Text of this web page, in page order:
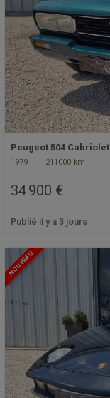
Peugeot 504 Cabriolet
1979 211000 km
34 900 €
Publié il y a 3 jours
NOUVEAU